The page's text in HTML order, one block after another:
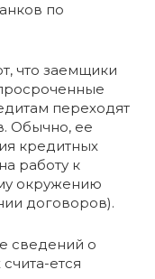
по
что заемщики
переходят
Обычно, ее
кредитных
работу к
окружению
договоров).
сведений о
ется